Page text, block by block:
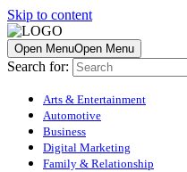
Skip to content
Open MenuOpen Menu
Search for:
Arts & Entertainment
Automotive
Business
Digital Marketing
Family & Relationship